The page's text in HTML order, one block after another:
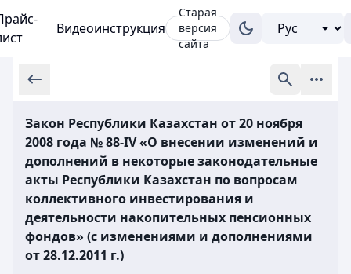
Видеоинструкция
Старая
версия
сайта
Закон Республики Казахстан от 20 ноября
2008 года № 88-IV «О внесении изменений и
дополнений в некоторые законодательные
акты Республики Казахстан по вопросам
коллективного инвестирования и
деятельности накопительных пенсионных
фондов» (с изменениями и дополнениями
от 28.12.2011 г.)